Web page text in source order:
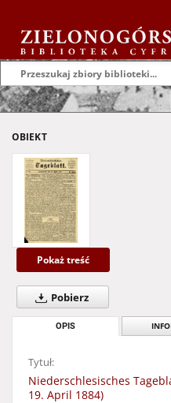
OBIEKT
Pokaż treść
Pobierz
OPIS
Tytuł:
Niederschlesisches
19. April 1884)